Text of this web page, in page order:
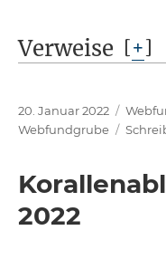
Verweise [+]
Veröffentlicht
am
20. Januar 2022
Webfundgrube
2022